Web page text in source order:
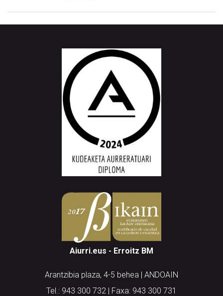
Aiurri.eus - Erroitz BM
Arantzibia plaza, 4-5 behea | ANDOAIN
Tel.: 943 300 732 | Faxa: 943 300 731